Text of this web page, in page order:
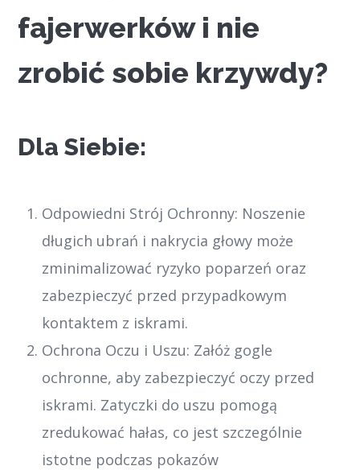
fajerwerków i nie
zrobić sobie krzywdy?
Dla Siebie:
Odpowiedni Strój Ochronny: Noszenie
długich ubrań i nakrycia głowy może
zminimalizować ryzyko poparzeń oraz
zabezpieczyć przed przypadkowym
kontaktem z iskrami.
Ochrona Oczu i Uszu: Załóż gogle
ochronne, aby zabezpieczyć oczy przed
iskrami. Zatyczki do uszu pomogą
zredukować hałas, co jest szczególnie
istotne podczas pokazów